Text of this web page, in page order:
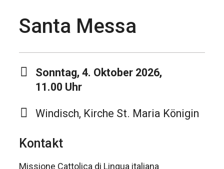
Santa Messa
Sonntag, 4. Oktober 2026,
11.00 Uhr
Windisch, Kirche St. Maria Königin
Kontakt
Missione Cattolica di Lingua italiana